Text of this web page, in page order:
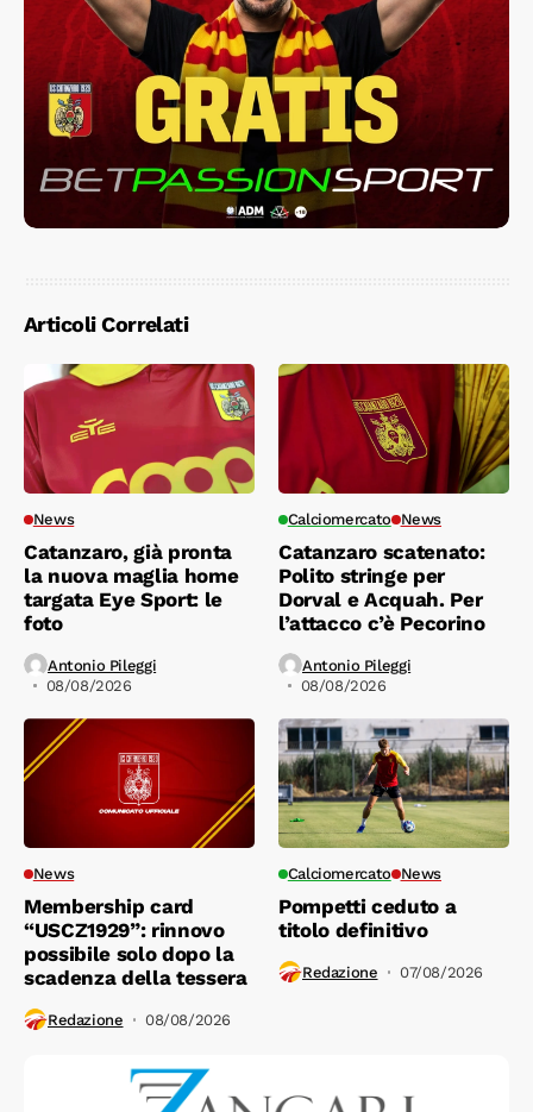
Articoli Correlati
News
Catanzaro, già pronta
la nuova maglia home
targata Eye Sport: le
foto
Antonio Pileggi
08/08/2026
Calciomercato News
Catanzaro scatenato:
Polito stringe per
Dorval e Acquah. Per
l’attacco c’è Pecorino
Antonio Pileggi
08/08/2026
News
Membership card
“USCZ1929”: rinnovo
possibile solo dopo la
scadenza della tessera
Redazione 08/08/2026
Calciomercato News
Pompetti ceduto a
titolo definitivo
Redazione 07/08/2026